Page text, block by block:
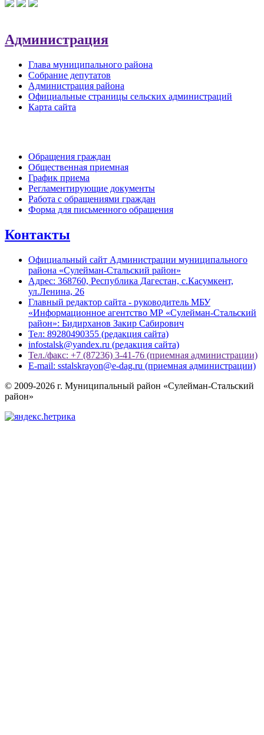
Администрация
Глава муниципального района
Собрание депутатов
Администрация района
Официальные страницы сельских администраций
Карта сайта
Обращения граждан
Общественная приемная
График приема
Регламентирующие документы
Работа с обращениями граждан
Форма для письменного обращения
Контакты
Официальный сайт Администрации муниципального
района «Сулейман-Стальский район»
Адрес: 368760, Республика Дагестан, с.Касумкент,
ул.Ленина, 26
Главный редактор сайта - руководитель МБУ
«Информационное агентство МР «Сулейман-Стальский
район»: Бидирханов Закир Сабирович
Тел: 89280490355 (редакция сайта)
infostalsk@yandex.ru (редакция сайта)
Тел./факс: +7 (87236) 3-41-76 (приемная администрации)
E-mail: sstalskrayon@e-dag.ru (приемная администрации)
© 2009-2026 г. Муниципальный район «Сулейман-Стальский
район»